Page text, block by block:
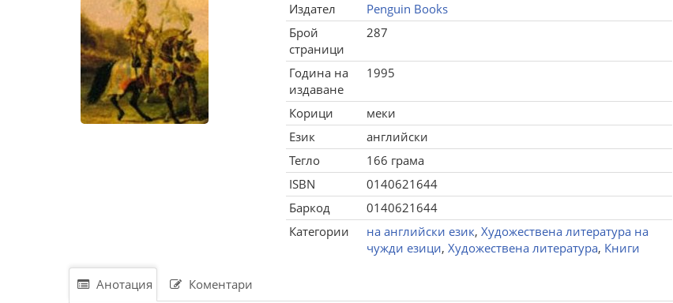
Издател
Penguin Books
Брой
страници
287
Година на
издаване
1995
Корици
меки
Език
английски
Тегло
166 грама
ISBN
0140621644
Баркод
0140621644
Категории
на английски език, Художествена литература на
чужди езици, Художествена литература, Книги
Анотация Коментари